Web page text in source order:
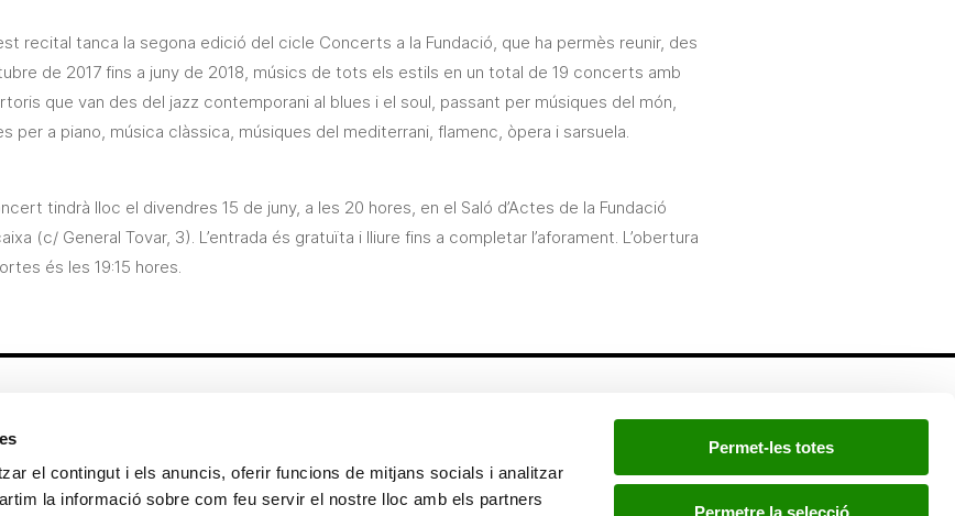
el contingut i els anuncis, oferir funcions de mitjans socials i analitzar
la informació sobre com feu servir el nostre lloc amb els partners
Permet-les totes
Permetre la selecció
recital tanca la segona edició del cicle Concerts a la Fundació, que ha permès reunir, des
de 2017 fins a juny de 2018, músics de tots els estils en un total de 19 concerts amb
que van des del jazz contemporani al blues i el soul, passant per músiques del món,
per a piano, música clàssica, músiques del mediterrani, flamenc, òpera i sarsuela.
tindrà lloc el divendres 15 de juny, a les 20 hores, en el Saló d’Actes de la Fundació
(c/ General Tovar, 3). L’entrada és gratuïta i lliure fins a completar l’aforament. L’obertura
és les 19:15 hores.
Sol·licitud d’imatges de la col·lecció
d’art
Si quieres estar a la última, inscríbete a nuestra
newsletter: